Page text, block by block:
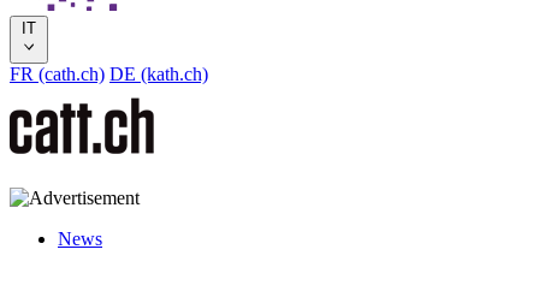
IT
FR (cath.ch) DE (kath.ch)
News